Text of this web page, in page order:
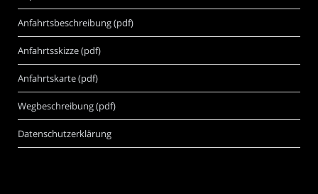
Anfahrtsbeschreibung (pdf)
Anfahrtsskizze (pdf)
Anfahrtskarte (pdf)
Wegbeschreibung (pdf)
Datenschutzerklärung